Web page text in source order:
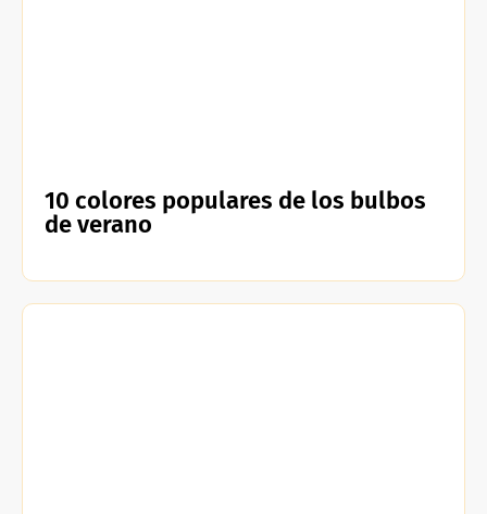
10 colores populares de los bulbos
de verano